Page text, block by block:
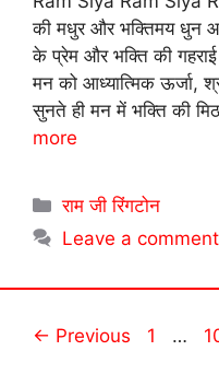
की मधुर और भक्तिमय धुन
के प्रेम और भक्ति की
मन को आध्यात्मिक ऊर्जा,
सुनते ही मन में भक्ति की
more
Categories
राम जी रिंगटोन
Leave a comment
← Previous Page
1 …